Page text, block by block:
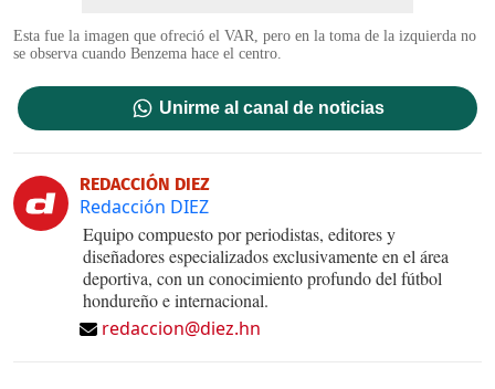
Esta fue la imagen que ofreció el VAR, pero en la toma de la izquierda no
se observa cuando Benzema hace el centro.
Unirme al canal de noticias
REDACCIÓN DIEZ
Redacción DIEZ
Equipo compuesto por periodistas, editores y
diseñadores especializados exclusivamente en el área
deportiva, con un conocimiento profundo del fútbol
hondureño e internacional.
redaccion@diez.hn